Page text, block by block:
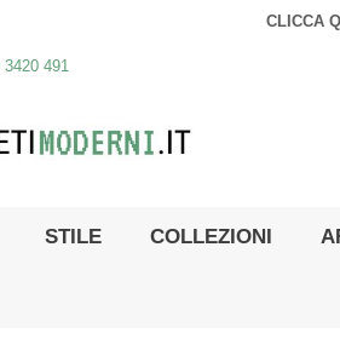
CLICCA
3420 491
STILE COLLEZIONI